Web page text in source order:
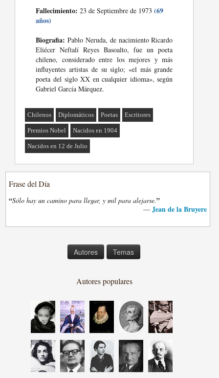
Fallecimiento: 23 de Septiembre de 1973(69
años)
Biografia: Pablo Neruda, de nacimiento Ricardo
Eliécer Neftalí Reyes Basoalto, fue un poeta
chileno, considerado entre los mejores y más
influyentes artistas de su siglo; «el más grande
poeta del siglo XX en cualquier idioma», según
Gabriel García Márquez.
Chilenos Diplomáticos Poetas Escritores
Premios Nobel Nacidos en 1904
Nacidos en 12 de Julio
Frase del Día
“Sólo hay un camino para llegar, y mil para alejarse.”
— Jean de la Bruyere
Autores Temas
Autores populares